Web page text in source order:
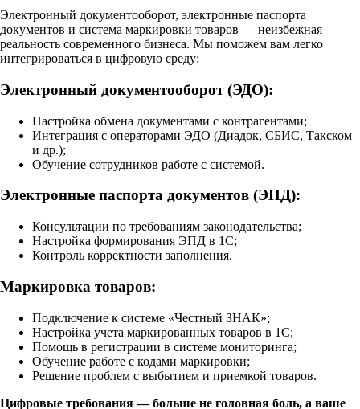
Электронный документооборот, электронные паспорта
документов и система маркировки товаров — неизбежная
реальность современного бизнеса. Мы поможем вам легко
интегрироваться в цифровую среду:
Электронный документооборот (ЭДО):
Настройка обмена документами с контрагентами;
Интеграция с операторами ЭДО (Диадок, СБИС, Такском
и др.);
Обучение сотрудников работе с системой.
Электронные паспорта документов (ЭПД):
Консультации по требованиям законодательства;
Настройка формирования ЭПД в 1С;
Контроль корректности заполнения.
Маркировка товаров:
Подключение к системе «Честный ЗНАК»;
Настройка учета маркированных товаров в 1С;
Помощь в регистрации в системе мониторинга;
Обучение работе с кодами маркировки;
Решение проблем с выбытием и приемкой товаров.
Цифровые требования — больше не головная боль, а ваше